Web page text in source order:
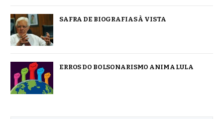
SAFRA DE BIOGRAFIAS À VISTA
ERROS DO BOLSONARISMO ANIMA LULA